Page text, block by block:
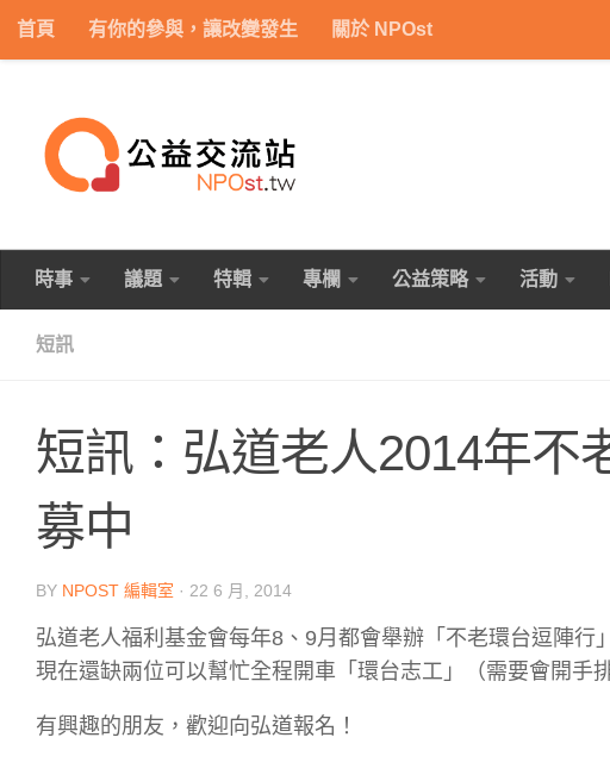
Skip to content
首頁 有你的參與，讓改變發生 關於 NPOst
時事 議題 特輯 專欄 公益策略 活動
短訊
短訊：弘道老人2014年不
募中
BY NPOST 編輯室 · 22 6 月, 2014
弘道老人福利基金會每年8、9月都會舉辦「不老環台逗陣行
現在還缺兩位可以幫忙全程開車「環台志工」（需要會開手
有興趣的朋友，歡迎向弘道報名！